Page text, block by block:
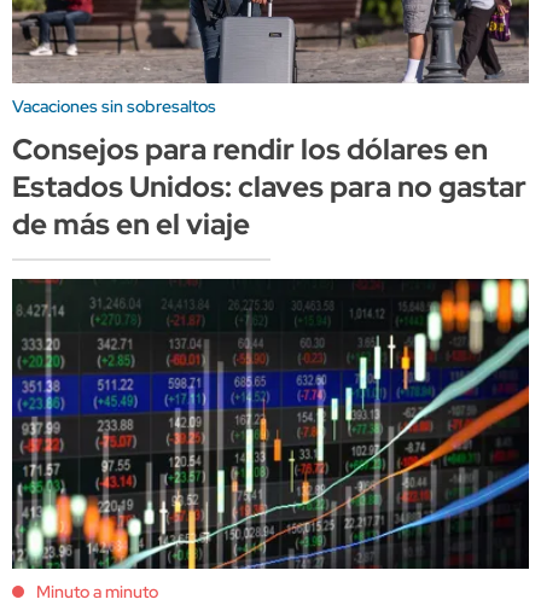
Vacaciones sin sobresaltos
Consejos para rendir los dólares en
Estados Unidos: claves para no gastar
de más en el viaje
Minuto a minuto